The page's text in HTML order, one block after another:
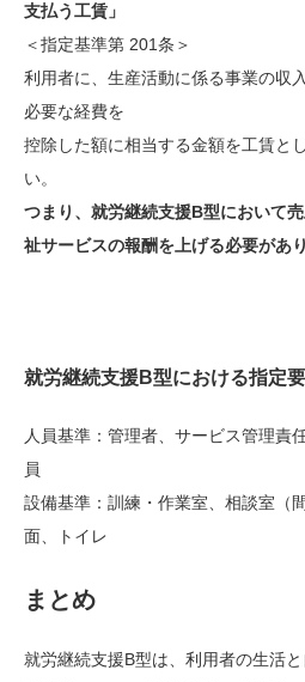
支払う工賃」
＜指定基準第 201条＞
利用者に、生産活動に係る事業の収
必要な経費を
控除した額に相当する金額を工賃と
い。
つまり、就労継続支援B型において
祉サービスの報酬を上げる必要があり
就労継続支援B型における指定
人員基準：管理者、サービス管理責
員
設備基準：訓練・作業室、相談室（
面、トイレ
まとめ
就労継続支援B型は、利用者の生活と